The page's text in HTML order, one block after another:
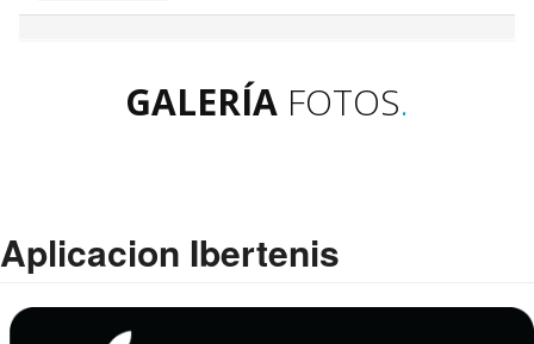
GALERÍA FOTOS.
Aplicacion Ibertenis